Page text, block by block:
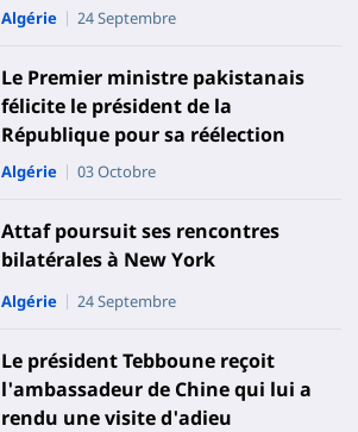
Algérie 24 Septembre
Le Premier ministre pakistanais
félicite le président de la
République pour sa réélection
Algérie 03 Octobre
Attaf poursuit ses rencontres
bilatérales à New York
Algérie 24 Septembre
Le président Tebboune reçoit
l'ambassadeur de Chine qui lui a
rendu une visite d'adieu